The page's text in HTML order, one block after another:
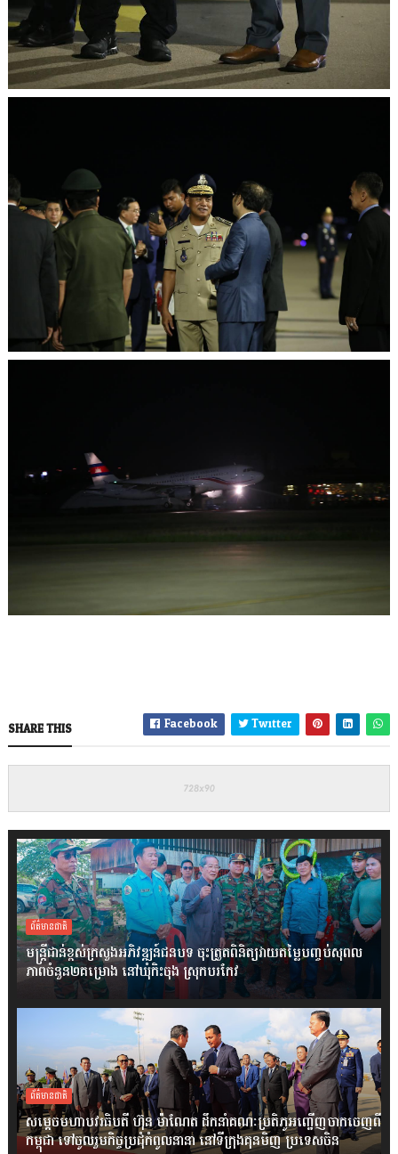
SHARE THIS Facebook Twitter
ព័ត៌មានជាតិ
មន្ត្រីជាន់ខ្ពស់ក្រសួងអភិវឌ្ឍន៍ជនបទ ចុះត្រួតពិនិត្យវាយតម្លៃបញ្ចប់សុពល
ភាពចំនួន២គម្រោង នៅឃុំកិះចុង ស្រុកបរកែវ
ព័ត៌មានជាតិ
សម្តេចមហាបវរធិបតី ហ៊ុន ម៉ាណែត ដឹកនាំគណៈប្រតិភូអញ្ជើញចាកចេញពី
កម្ពុជា ទៅចូលរួមកិច្ចប្រជុំកំពូលនានា នៅទីក្រុងគុនមិញ ប្រទេសចិន